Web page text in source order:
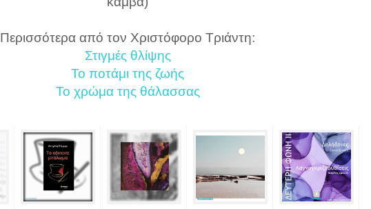
Περισσότερα από τον Χριστόφορο Τριάντη:
Στιγμές θλίψης
Το ποτάμι της ζωής
Το χρώμα της θάλασσας